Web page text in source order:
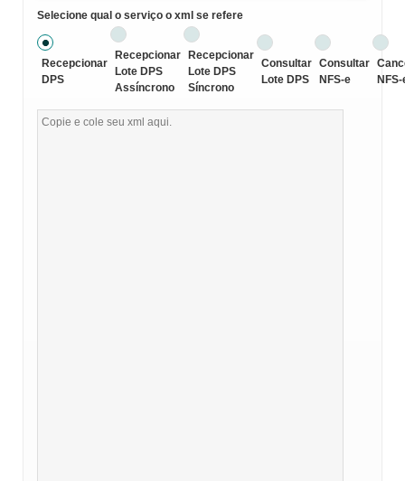
Selecione qual o serviço o xml se refere
Recepcionar
DPS
Recepcionar
Lote DPS
Assíncrono
Recepcionar
Lote DPS
Síncrono
Consultar
Lote DPS
Consultar
NFS-e
NFS-